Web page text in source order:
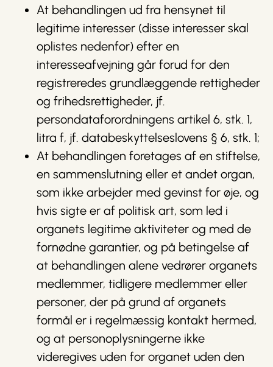
At behandlingen ud fra hensynet til
legitime interesser (disse interesser skal
oplistes nedenfor) efter en
interesseafvejning går forud for den
registreredes grundlæggende rettigheder
og frihedsrettigheder, jf.
persondataforordningens artikel 6, stk. 1,
litra f, jf. databeskyttelseslovens § 6, stk. 1;
At behandlingen foretages af en stiftelse,
en sammenslutning eller et andet organ,
som ikke arbejder med gevinst for øje, og
hvis sigte er af politisk art, som led i
organets legitime aktiviteter og med de
fornødne garantier, og på betingelse af
at behandlingen alene vedrører organets
medlemmer, tidligere medlemmer eller
personer, der på grund af organets
formål er i regelmæssig kontakt hermed,
og at personoplysningerne ikke
videregives uden for organet uden den